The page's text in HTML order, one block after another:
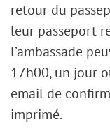
retour du
leur passeport
l’ambassade
17h00, un jour
email de
imprimé.